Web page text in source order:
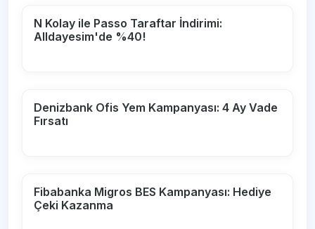
N Kolay ile Passo Taraftar İndirimi:
Alldayesim'de %40!
Denizbank Ofis Yem Kampanyası: 4 Ay Vade
Fırsatı
Fibabanka Migros BES Kampanyası: Hediye
Çeki Kazanma